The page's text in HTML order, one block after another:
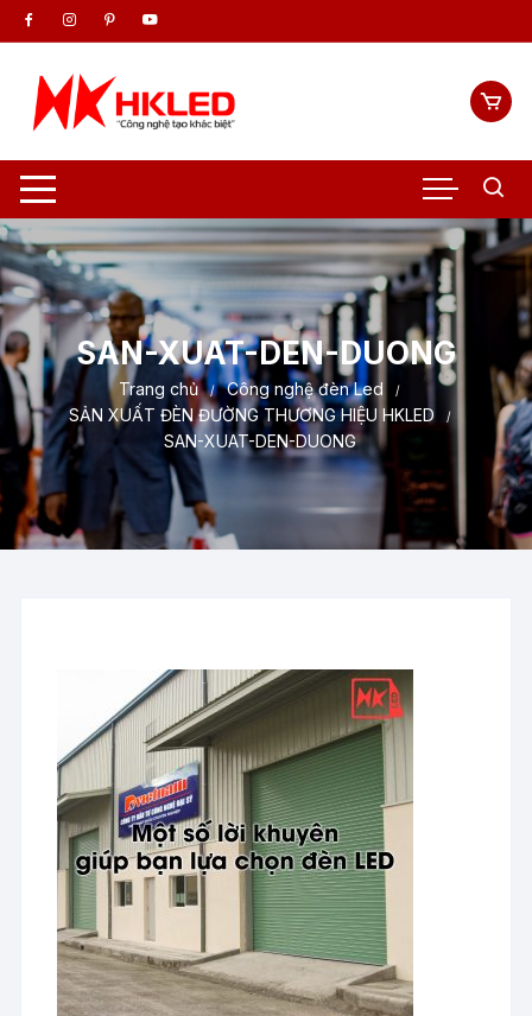
Chuyển
tới
dung
SAN-XUAT-DEN-DUONG
Trang chủ
Công nghệ đèn Led
SẢN XUẤT ĐÈN ĐƯỜNG THƯƠNG HIỆU HKLED
SAN-XUAT-DEN-DUONG